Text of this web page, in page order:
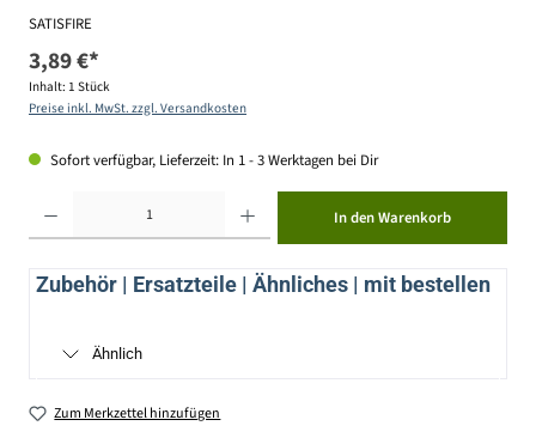
SATISFIRE
3,89 €*
Inhalt: 1 Stück
Preise inkl. MwSt. zzgl. Versandkosten
Sofort verfügbar, Lieferzeit: In 1 - 3 Werktagen bei Dir
In den Warenkorb
Zubehör | Ersatzteile | Ähnliches | mit bestellen
Ähnlich
Zum Merkzettel hinzufügen